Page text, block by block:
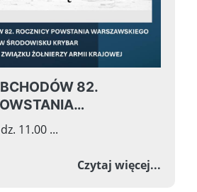
82.
W ŚRODOWISKU
KRAJOWEJ
2026 godz. 11.00 ...
Czytaj więcej...o